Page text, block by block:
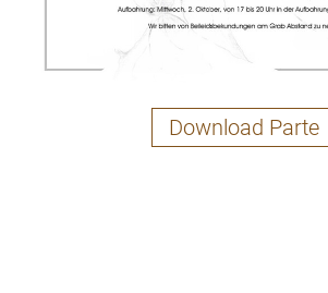
Download Parte